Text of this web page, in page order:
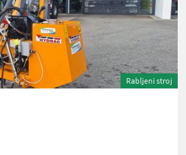
Rabljeni stroj